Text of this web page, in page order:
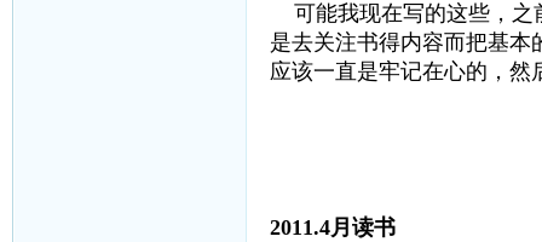
可能我现在写的这些，之
是去关注书得内容而把基本
应该一直是牢记在心的，然
2011.4月读书